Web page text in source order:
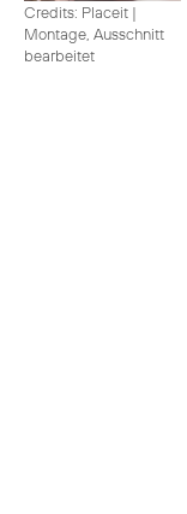
Credits: Placeit |
Montage, Ausschnitt
bearbeitet